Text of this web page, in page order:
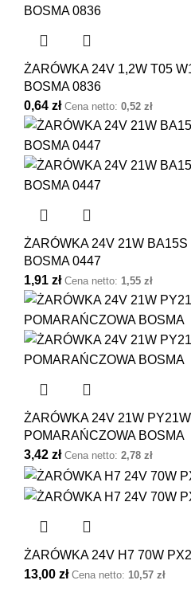
ŻARÓWKA 24V 1,2W T05
BOSMA 0836
0,64 zł Cena netto: 0,52 zł
ŻARÓWKA 24V 21W
BOSMA 0447
1,91 zł Cena netto: 1,55 zł
ŻARÓWKA 24V 21W
POMARAŃCZOWA BOSMA
3,42 zł Cena netto: 2,78 zł
ŻARÓWKA 24V H7 70W
13,00 zł Cena netto: 10,57 zł